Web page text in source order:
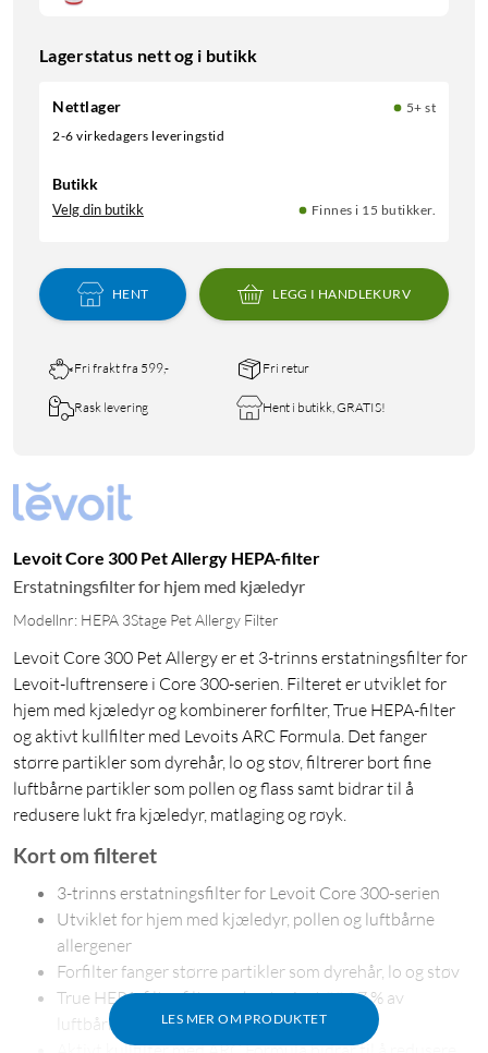
Lagerstatus nett og i butikk
Nettlager
5+ st
2-6 virkedagers leveringstid
Butikk
Velg din butikk Finnes i 15 butikker.
HENT LEGG I HANDLEKURV
Fri frakt fra 599,- Fri retur
Rask levering Hent i butikk, GRATIS!
Levoit Core 300 Pet Allergy HEPA-filter
Erstatningsfilter for hjem med kjæledyr
Modellnr: HEPA 3Stage Pet Allergy Filter
Levoit Core 300 Pet Allergy er et 3-trinns erstatningsfilter for
Levoit-luftrensere i Core 300-serien. Filteret er utviklet for
hjem med kjæledyr og kombinerer forfilter, True HEPA-filter
og aktivt kullfilter med Levoits ARC Formula. Det fanger
større partikler som dyrehår, lo og støv, filtrerer bort fine
luftbårne partikler som pollen og flass samt bidrar til å
redusere lukt fra kjæledyr, matlaging og røyk.
LES MER OM PRODUKTET
Kort om filteret
3-trinns erstatningsfilter for Levoit Core 300-serien
Utviklet for hjem med kjæledyr, pollen og luftbårne
allergener
Forfilter fanger større partikler som dyrehår, lo og støv
True HEPA-filter filtrerer bort minst 99,97 % av
luftbårne partikler fra 0,3 µm